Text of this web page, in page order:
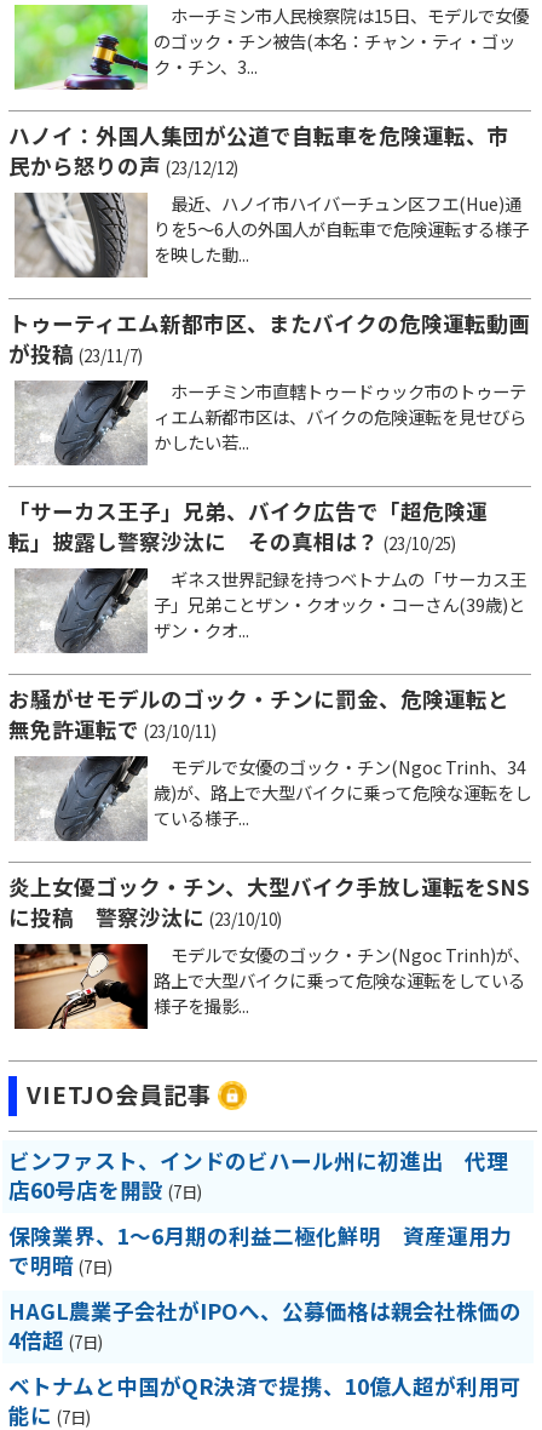
ホーチミン市人民検察院は15日、モデルで女優
のゴック・チン被告(本名：チャン・ティ・ゴッ
ク・チン、3...
ハノイ：外国人集団が公道で自転車を危険運転、市
民から怒りの声 (23/12/12)
最近、ハノイ市ハイバーチュン区フエ(Hue)通
りを5～6人の外国人が自転車で危険運転する様子
を映した動...
トゥーティエム新都市区、またバイクの危険運転動画
が投稿 (23/11/7)
ホーチミン市直轄トゥードゥック市のトゥーテ
ィエム新都市区は、バイクの危険運転を見せびら
かしたい若...
「サーカス王子」兄弟、バイク広告で「超危険運
転」披露し警察沙汰に その真相は？ (23/10/25)
ギネス世界記録を持つベトナムの「サーカス王
子」兄弟ことザン・クオック・コーさん(39歳)と
ザン・クオ...
お騒がせモデルのゴック・チンに罰金、危険運転と
無免許運転で (23/10/11)
モデルで女優のゴック・チン(Ngoc Trinh、34
歳)が、路上で大型バイクに乗って危険な運転をし
ている様子...
炎上女優ゴック・チン、大型バイク手放し運転をSNS
に投稿 警察沙汰に (23/10/10)
モデルで女優のゴック・チン(Ngoc Trinh)が、
路上で大型バイクに乗って危険な運転をしている
様子を撮影...
VIETJO会員記事
ビンファスト、インドのビハール州に初進出 代理
店60号店を開設 (7日)
保険業界、1～6月期の利益二極化鮮明 資産運用力
で明暗 (7日)
HAGL農業子会社がIPOへ、公募価格は親会社株価の
4倍超 (7日)
ベトナムと中国がQR決済で提携、10億人超が利用可
能に (7日)